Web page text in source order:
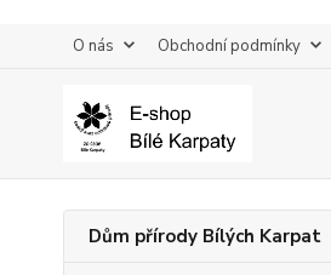
O nás Obchodní podmínky
Dům přírody Bílých Karpat